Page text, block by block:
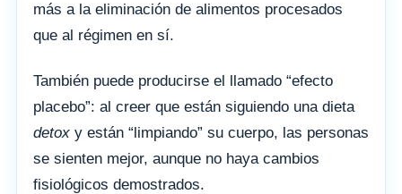
más a la eliminación de alimentos procesados
que al régimen en sí.
También puede producirse el llamado “efecto
placebo”: al creer que están siguiendo una dieta
detox y están “limpiando” su cuerpo, las personas
se sienten mejor, aunque no haya cambios
fisiológicos demostrados.